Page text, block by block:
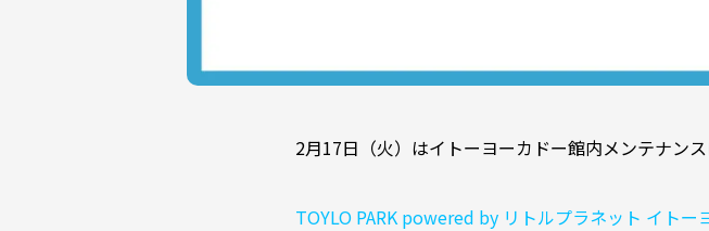
2月17日（火）はイトーヨーカドー館内メンテナン
TOYLO PARK powered by リトルプラネット イトー